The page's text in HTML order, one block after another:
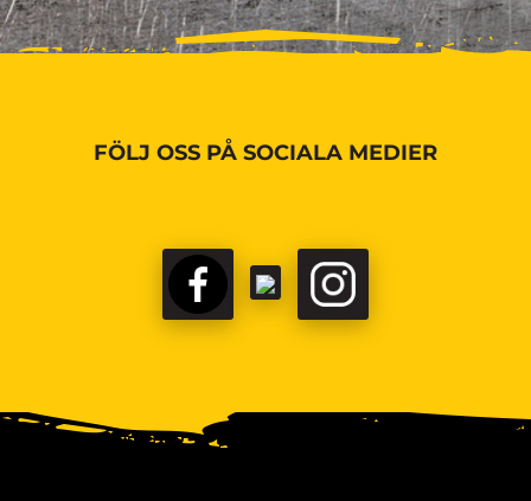
FÖLJ OSS PÅ SOCIALA MEDIER